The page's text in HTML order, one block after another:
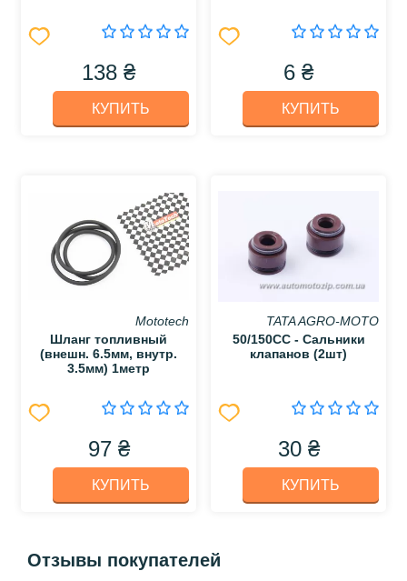
138 ₴
КУПИТЬ
6 ₴
КУПИТЬ
Mototech
Шланг топливный
(внешн. 6.5мм, внутр.
3.5мм) 1метр
97 ₴
КУПИТЬ
TATA AGRO-MOTO
50/150CC - Сальники
клапанов (2шт)
30 ₴
КУПИТЬ
Отзывы покупателей